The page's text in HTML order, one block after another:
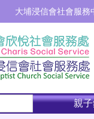
大埔浸信會社會服務
親